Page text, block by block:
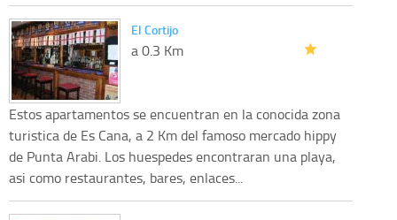
El Cortijo
a 0.3 Km
Estos apartamentos se encuentran en la conocida zona
turistica de Es Cana, a 2 Km del famoso mercado hippy
de Punta Arabi. Los huespedes encontraran una playa,
asi como restaurantes, bares, enlaces...